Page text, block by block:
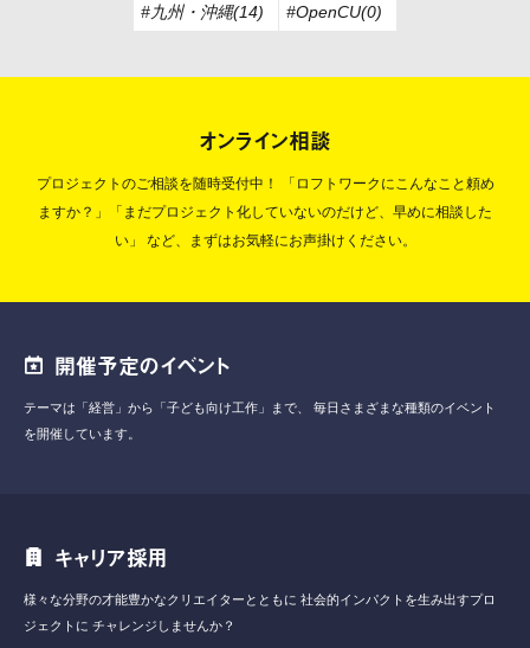
#九州・沖縄(14)
#OpenCU(0)
オンライン相談
プロジェクトのご相談を随時受付中！
「ロフトワークにこんなこと頼め
ますか？」「まだプロジェクト化していないのだけど、早めに相談した
い」
など、まずはお気軽にお声掛けください。
開催予定のイベント
テーマは「経営」から「子ども向け工作」まで、
毎日さまざまな種類のイベント
を開催しています。
キャリア採用
様々な分野の才能豊かなクリエイターとともに 社会的インパクトを生み出すプロ
ジェクトに チャレンジしませんか？